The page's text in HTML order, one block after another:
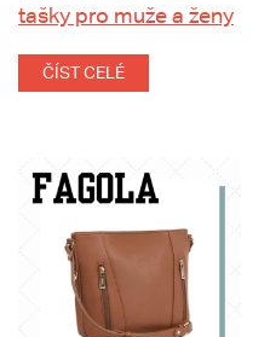
tašky pro muže a ženy
ČÍST CELÉ